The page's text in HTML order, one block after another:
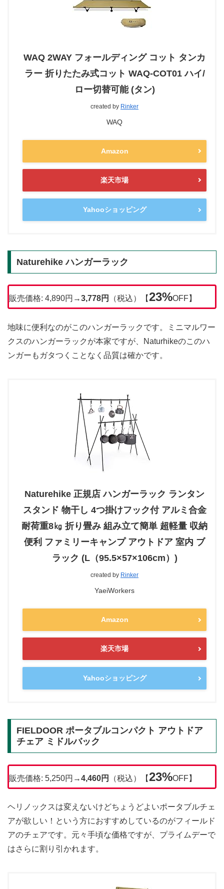
WAQ 2WAY フォールディング コット タンカ
ラー 折りたたみ式コット WAQ-COT01 ハイ/
ロー切替可能 (タン)
created by Rinker
WAQ
Amazon
楽天市場
Yahooショッピング
Naturehike ハンガーラック
販売価格: 4,890円→3,778円 （税込）【23%OFF】
地味に便利なのがこのハンガーラックです。ミニマルワー
クスのハンガーラックが本家ですが、Naturhikeのこのハ
ンガーもガタつくことなく品質は確かです。
Naturehike 正規店 ハンガーラック ランタン
スタンド 物干し 4つ掛けフック付 アルミ合金
耐荷重8㎏ 折り畳み 組み立て簡単 超軽量 収納
便利 ファミリーキャンプ アウトドア 室内 ブ
ラック (L（95.5×57×106cm）)
created by Rinker
YaeiWorkers
Amazon
楽天市場
Yahooショッピング
FIELDOOR ポータブルコンパクト アウトドア
チェア ミドルバック
販売価格: 5,250円→4,460円 （税込）【23%OFF】
ヘリノックスは変えないけどちょうどよいポータブルチェ
アが欲しい！という方におすすめしているのがフィールド
アのチェアです。元々手頃な価格ですが、プライムデーで
はさらに割り引かれます。